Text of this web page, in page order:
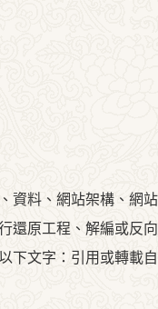
料、網站架構、網
還原工程、解編或反
文字：引用或轉載